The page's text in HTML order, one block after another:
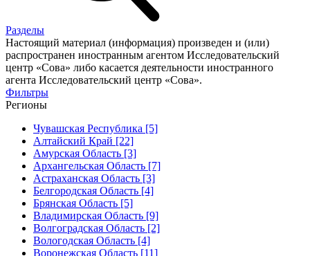
Разделы
Настоящий материал (информация) произведен и (или)
распространен иностранным агентом Исследовательский
центр «Сова» либо касается деятельности иностранного
агента Исследовательский центр «Сова».
Фильтры
Регионы
Чувашская Республика [5]
Алтайский Край [22]
Амурская Область [3]
Архангельская Область [7]
Астраханская Область [3]
Белгородская Область [4]
Брянская Область [5]
Владимирская Область [9]
Волгоградская Область [2]
Вологодская Область [4]
Воронежская Область [11]